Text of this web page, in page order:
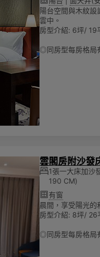
陽台空間與木紋
雲中。
房型介紹: 6坪/
◎同房型每房格局
雲閣房附沙發
1張一大床加沙
190 CM)
有窗
晨間，享受陽光的
房型介紹: 8坪/
◎同房型每房格局